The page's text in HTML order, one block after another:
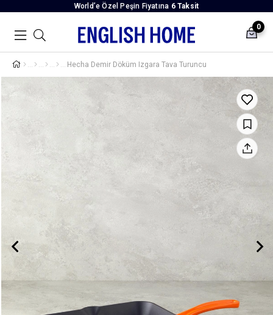
World’e Özel Peşin Fiyatına 6 Taksit
0
Hecha Demir Döküm Izgara Tava Turuncu